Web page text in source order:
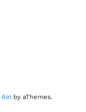
Airi by aThemes.